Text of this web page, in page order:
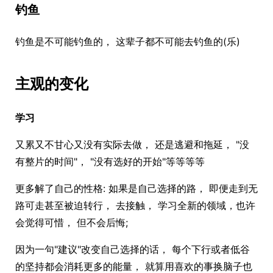
钓鱼
钓鱼是不可能钓鱼的， 这辈子都不可能去钓鱼的(乐)
主观的变化
学习
又累又不甘心又没有实际去做， 还是逃避和拖延， "没
有整片的时间"， "没有选好的开始"等等等等
更多解了自己的性格: 如果是自己选择的路， 即便走到无
路可走甚至被迫转行， 去接触， 学习全新的领域，也许
会觉得可惜， 但不会后悔;
因为一句"建议"改变自己选择的话， 每个下行或者低谷
的坚持都会消耗更多的能量， 就算用喜欢的事换脑子也